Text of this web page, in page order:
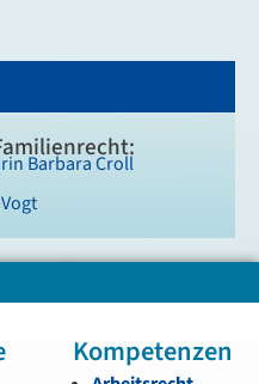
Barbara Croll
Kompetenzen